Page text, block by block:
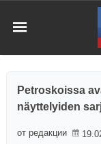
Petroskoissa
näyttelyiden
от редакции